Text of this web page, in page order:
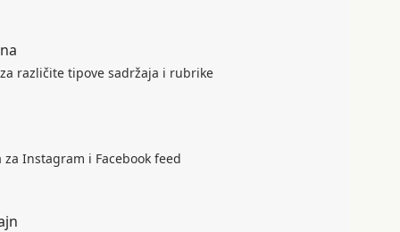
različite tipove sadržaja i rubrike
za Instagram i Facebook feed